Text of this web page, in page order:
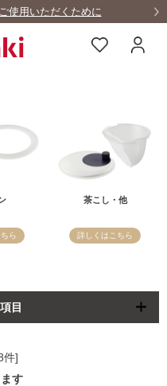
使用いただくために
ら
茶こし・他
詳しくはこちら
目
件]
す